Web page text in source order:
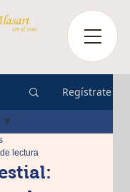
Regístrate
lectura